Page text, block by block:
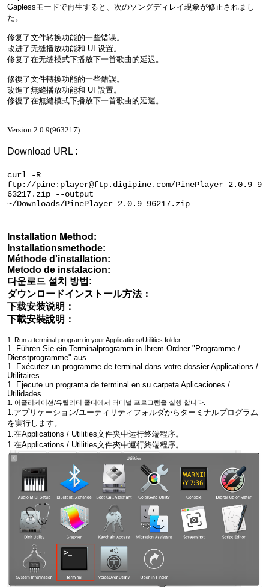
Gaplessモードで再生すると、次のソングディレイ現象が修正されまし
た。
修复了文件转换功能的一些错误。
改进了无缝播放功能和 UI 设置。
修复了在无缝模式下播放下一首歌曲的延迟。
修復了文件轉換功能的一些錯誤。
改進了無縫播放功能和 UI 設置。
修復了在無縫模式下播放下一首歌曲的延遲。
Version 2.0.9(963217)
Download URL :
curl -R
ftp://pine:player@ftp.digipine.com/PinePlayer_2.0.9_9
63217.zip --output
~/Downloads/PinePlayer_2.0.9_96217.zip
Installation Method:
Installationsmethode:
Méthode d'installation:
Metodo de instalacion:
다운로드 설치 방법:
ダウンロードインストール方法：
下载安装说明：
下載安裝說明：
1. Run a terminal program in your Applications/Utilities folder.
1. Führen Sie ein Terminalprogramm in Ihrem Ordner "Programme /
Dienstprogramme" aus.
1. Exécutez un programme de terminal dans votre dossier Applications /
Utilitaires.
1. Ejecute un programa de terminal en su carpeta Aplicaciones /
Utilidades.
1. 어플리케이션/유틸리티 폴더에서 터미널 프로그램을 실행 합니다.
1.アプリケーション/ユーティリティフォルダからターミナルプログラム
を実行します。
1.在Applications / Utilities文件夹中运行终端程序。
1.在Applications / Utilities文件夾中運行終端程序。